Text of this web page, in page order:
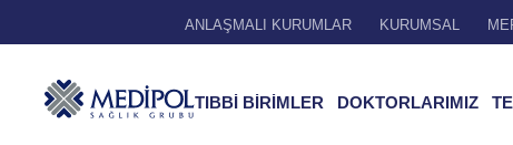
ANLAŞMALI KURUMLAR KURUMSAL
TIBBİ BİRİMLER DOKTORLARIMIZ